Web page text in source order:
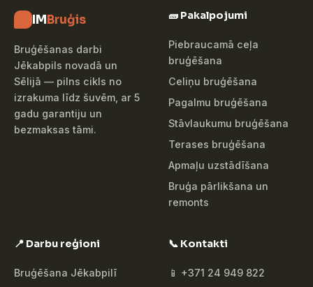
IMBruģis
Bruģēšanas darbi
Jēkabpils novadā un
Sēlijā — pilns cikls no
izrakuma līdz šuvēm, ar 5
gadu garantiju un
bezmaksas tāmi.
🧱 Pakalpojumi
Piebraucamā ceļa
bruģēšana
Celiņu bruģēšana
Pagalmu bruģēšana
Stāvlaukumu bruģēšana
Terases bruģēšana
Apmaļu uzstādīšana
Bruģa pārlikšana un
remonts
📍 Darbu reģioni
Bruģēšana Jēkabpilī
📞 Kontakti
📱 +371 24 949 822